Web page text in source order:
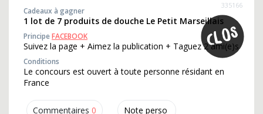
Commentaires 0 Note perso
335166
Cadeaux à gagner
1 lot de 7 produits de douche Le Petit Marseillais
PrincipeFACEBOOK
Suivez la page + Aimez la publication + Taguez 2 ami(e)s
Conditions
Le concours est ouvert à toute personne résidant en
France